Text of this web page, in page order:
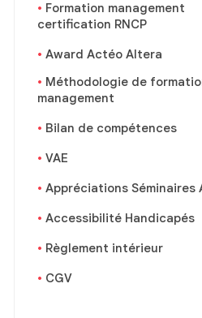
Formation management
certification RNCP
Award Actéo Altera
Méthodologie de
management
Bilan de compétences
VAE
Appréciations Séminaires
Accessibilité Handicapés
Règlement intérieur
CGV